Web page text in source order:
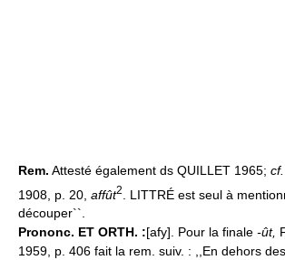
Rem. Attesté également ds QUILLET 1965; cf.
1908, p. 20, affût2
. LITTRÉ est seul à
découper``.
Prononc. ET ORTH. :[afy]. Pour la finale -ût,
1959, p. 406 fait la rem. suiv. : ,,En dehors